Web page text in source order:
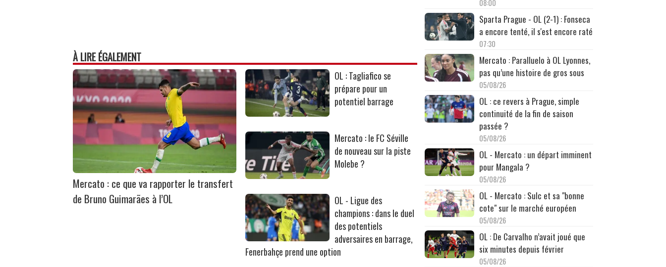
À LIRE ÉGALEMENT
Mercato : ce que va rapporter le transfert
de Bruno Guimarães à l’OL
OL : Tagliafico se
prépare pour un
potentiel barrage
Mercato : le FC Séville
de nouveau sur la piste
Molebe ?
OL - Ligue des
champions : dans le duel
des potentiels
adversaires en barrage,
Fenerbahçe prend une option
08:00
Sparta Prague - OL (2-1) : Fonseca
a encore tenté, il s'est encore raté
07:30
Mercato : Paralluelo à OL Lyonnes,
pas qu’une histoire de gros sous
05/08/26
OL : ce revers à Prague, simple
continuité de la fin de saison
passée ?
05/08/26
OL - Mercato : un départ imminent
pour Mangala ?
05/08/26
OL - Mercato : Sulc et sa "bonne
cote" sur le marché européen
05/08/26
OL : De Carvalho n’avait joué que
six minutes depuis février
05/08/26